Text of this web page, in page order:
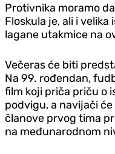
Protivnika moramo
Floskula je, ali i
lagane utakmice na
Večeras će biti
Na 99. rođendan,
film koji priča priču o
podvigu, a navijači
članove prvog tima
na međunarodnom